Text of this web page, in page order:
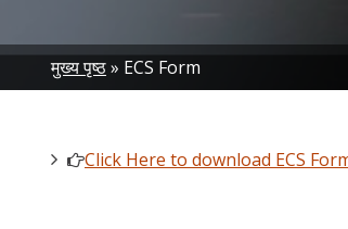
Breadcrumb
मुख्य पृष्ठ ECS Form
Click Here to download ECS